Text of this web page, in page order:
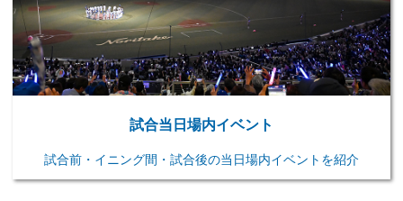
試合当日場内イベント
試合前・イニング間・試合後の当日場内イベントを紹介